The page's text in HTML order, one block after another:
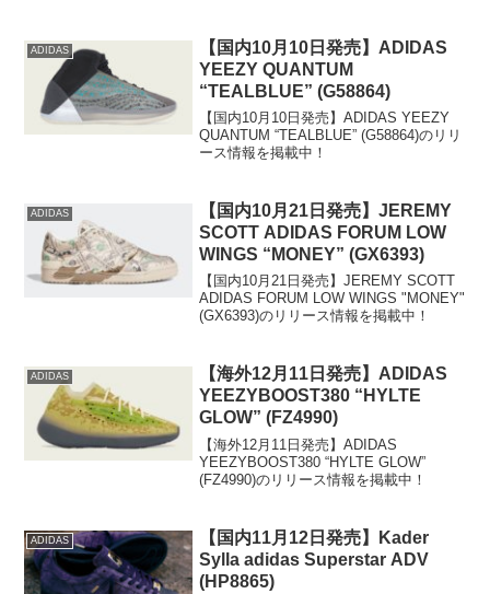
ADIDAS
【国内10月10日発売】ADIDAS
YEEZY QUANTUM
“TEALBLUE” (G58864)
【国内10月10日発売】ADIDAS YEEZY
QUANTUM “TEALBLUE” (G58864)のリリ
ース情報を掲載中！
ADIDAS
【国内10月21日発売】JEREMY
SCOTT ADIDAS FORUM LOW
WINGS “MONEY” (GX6393)
【国内10月21日発売】JEREMY SCOTT
ADIDAS FORUM LOW WINGS "MONEY"
(GX6393)のリリース情報を掲載中！
ADIDAS
【海外12月11日発売】ADIDAS
YEEZYBOOST380 “HYLTE
GLOW” (FZ4990)
【海外12月11日発売】ADIDAS
YEEZYBOOST380 “HYLTE GLOW”
(FZ4990)のリリース情報を掲載中！
ADIDAS
【国内11月12日発売】Kader
Sylla adidas Superstar ADV
(HP8865)